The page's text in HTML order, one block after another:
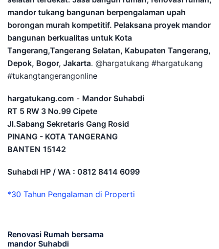
mandor tukang bangunan berpengalaman upah
borongan murah kompetitif. Pelaksana proyek mandor
bangunan berkualitas untuk Kota
Tangerang,Tangerang Selatan, Kabupaten Tangerang,
Depok, Bogor, Jakarta. @hargatukang #hargatukang
#tukangtangerangonline
hargatukang.com - Mandor Suhabdi
RT 5 RW 3 No.99 Cipete
Jl.Sabang Sekretaris Gang Rosid
PINANG - KOTA TANGERANG
BANTEN 15142
Suhabdi HP / WA : 0812 8414 6099
*30 Tahun Pengalaman di Properti
Renovasi Rumah bersama
mandor Suhabdi